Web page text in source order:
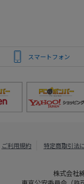
スマートフォン
ご利用規約 特定商取引法
株式会社